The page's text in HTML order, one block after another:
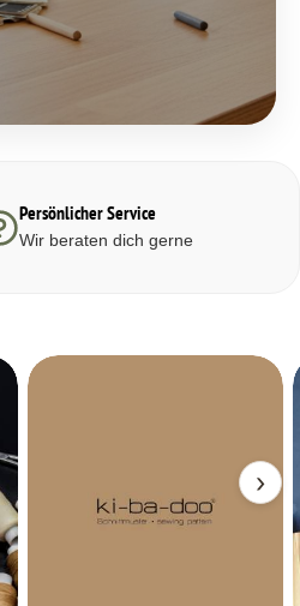
Persönlicher Service
Wir beraten dich gerne
›